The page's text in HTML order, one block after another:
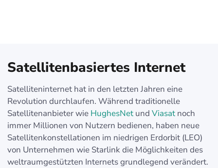
Satellitenbasiertes Internet
Satelliteninternet hat in den letzten Jahren eine
Revolution durchlaufen. Während traditionelle
Satellitenanbieter wie HughesNet und Viasat noch
immer Millionen von Nutzern bedienen, haben neue
Satellitenkonstellationen im niedrigen Erdorbit (LEO)
von Unternehmen wie Starlink die Möglichkeiten des
weltraumgestützten Internets grundlegend verändert.